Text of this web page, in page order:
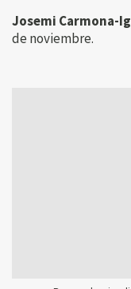
Josemi Carmona-
de noviembre.